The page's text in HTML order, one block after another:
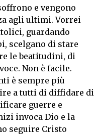
e vengono
agli ultimi. Vorrei
guardando
scelgano di stare
le beatitudini, di
Non è facile.
è sempre più
a tutti di diffidare di
guerre e
invoca Dio e la
seguire Cristo